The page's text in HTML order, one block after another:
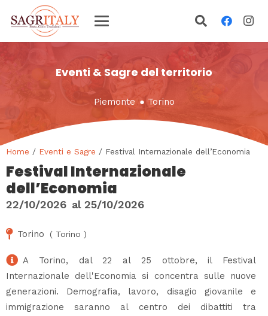
Eventi & Sagre del territorio
Piemonte ● Torino
Home / Eventi e Sagre / Festival Internazionale dell’Economia
Festival Internazionale
dell’Economia
22/10/2026 al 25/10/2026
Torino ( Torino )
A Torino, dal 22 al 25 ottobre, il Festival
Internazionale dell'Economia si concentra sulle nuove
generazioni. Demografia, lavoro, disagio giovanile e
immigrazione saranno al centro dei dibattiti tra